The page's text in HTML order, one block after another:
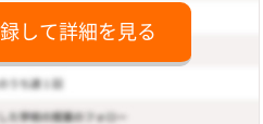
して詳細を見る